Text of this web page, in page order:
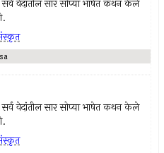
सर्व वेदांतील सार सोप्या भाषेत कथन केले
सर्व वेदांतील सार सोप्या भाषेत कथन केले